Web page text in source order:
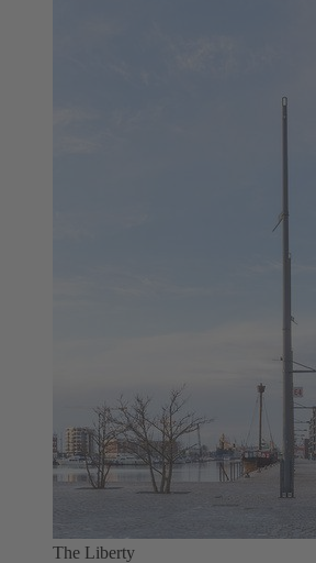
The Liberty